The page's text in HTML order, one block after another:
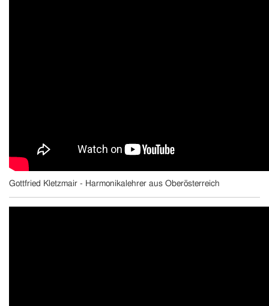
Gottfried Kletzmair - Harmonikalehrer aus Oberösterreich